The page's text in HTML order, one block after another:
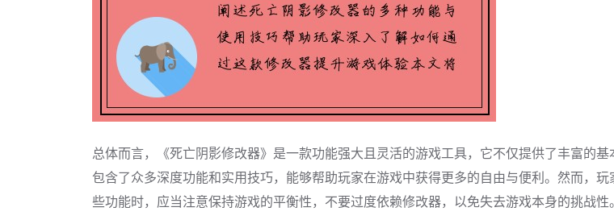
总体而言，《死亡阴影修改器》是一款功能强大且灵活的游戏工具，它不仅提供了丰富的基
包含了众多深度功能和实用技巧，能够帮助玩家在游戏中获得更多的自由与便利。然而，玩
些功能时，应当注意保持游戏的平衡性，不要过度依赖修改器，以免失去游戏本身的挑战性。